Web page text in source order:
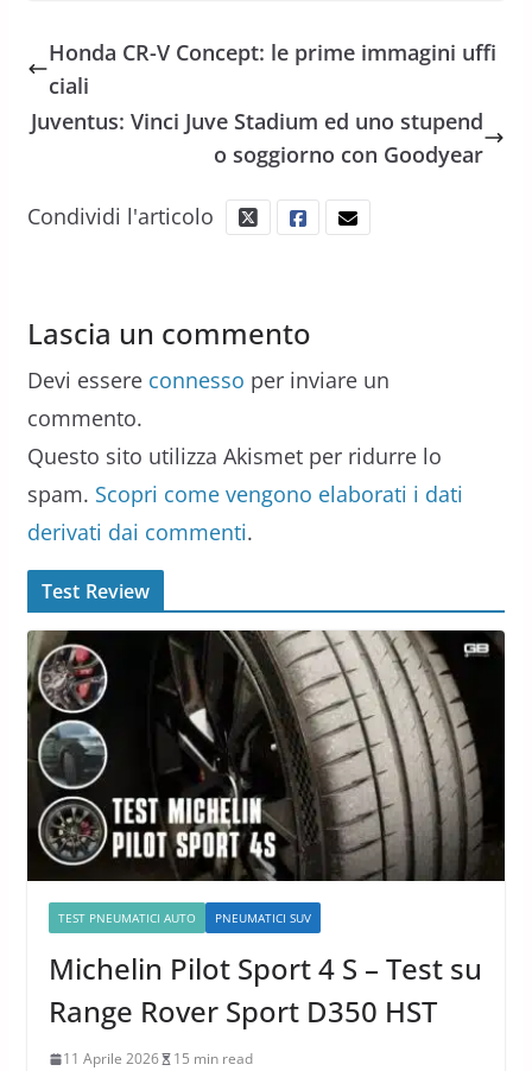
Honda CR-V Concept: le prime immagini uffi
ciali
Juventus: Vinci Juve Stadium ed uno stupend
o soggiorno con Goodyear
Condividi l'articolo
Lascia un commento
Devi essere connesso per inviare un
commento.
Questo sito utilizza Akismet per ridurre lo
spam. Scopri come vengono elaborati i dati
derivati dai commenti.
Test Review
TEST PNEUMATICI AUTO PNEUMATICI SUV
Michelin Pilot Sport 4 S – Test su
Range Rover Sport D350 HST
11 Aprile 2026 15 min read